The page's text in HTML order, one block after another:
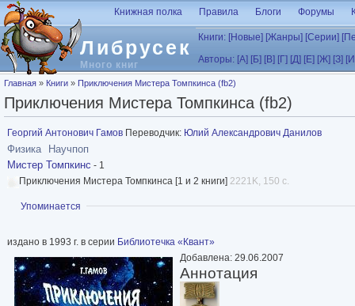
Перейти к основному содержанию
Либрусек
Много книг
Книжная полка Правила Блоги Форумы
Книги: [Новые] [Жанры] [Серии]
Авторы: [А] [Б] [В] [Г] [Д] [Е] [Ж] [З]
Вы здесь
Главная » Книги » Приключения Мистера Томпкинса (fb2)
Приключения Мистера Томпкинса (fb2)
Георгий Антонович Гамов Переводчик: Юлий Александрович Данилов
Физика
Научпоп
Мистер Томпкинс - 1
Приключения Мистера Томпкинса [1 и 2 книги] 2221K, 150 с.
Показать
Упоминается
издано в 1993 г. в серии Библиотечка «Квант»
Добавлена: 29.06.2007
Аннотация